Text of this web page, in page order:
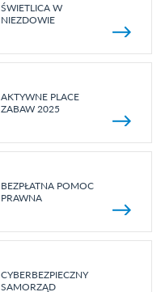
ŚWIETLICA W
NIEZDOWIE
AKTYWNE PLACE
ZABAW 2025
BEZPŁATNA POMOC
PRAWNA
CYBERBEZPIECZNY
SAMORZĄD